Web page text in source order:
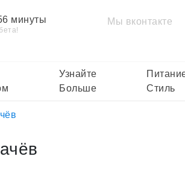
минуты Мы вконтакте
Узнайте
Больше
Стиль